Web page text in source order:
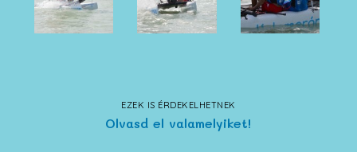
EZEK IS ÉRDEKELHETNEK
Olvasd el valamelyiket!